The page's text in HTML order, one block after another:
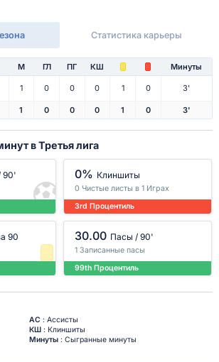
Статистика карьеры
М ГЛ ПГ КШ Минуты
1 0 0 0 1 0 3'
1 0 0 0 1 0 3'
в Третья лига
90' 0% Клиншиты
0 Чистые листы в 1 Играх
3rd Процентиль
90 30.00 Пасы / 90'
1 Записанные пасы
99th Процентиль
АС : Ассисты
КШ: Клиншиты
Минуты: Сыгранные минуты